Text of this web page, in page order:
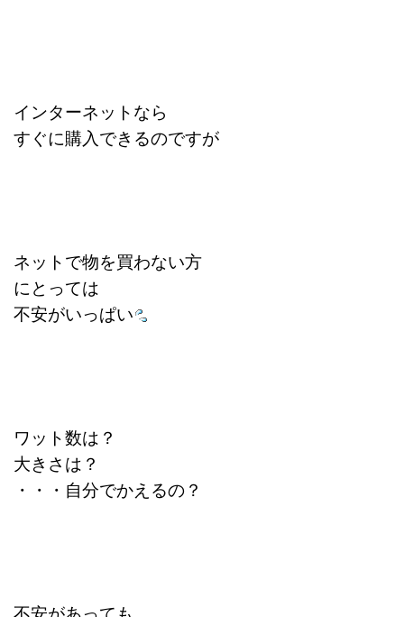
インターネットなら
すぐに購入できるのですが
ネットで物を買わない方
にとっては
不安がいっぱい
ワット数は？
大きさは？
・・・ 自分でかえるの？
不安があっても